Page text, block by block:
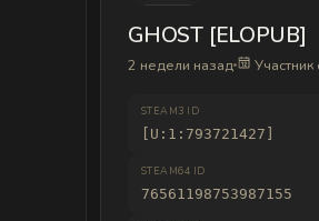
GHOST [ELOPUB]
2 недели назад
STEAM3 ID
[U:1:793721427]
STEAM64 ID
76561198753987155